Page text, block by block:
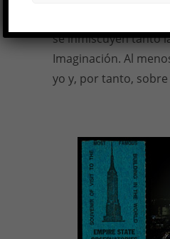
se inmiscuyen tanto
Imaginación. Al
yo y, por tanto,